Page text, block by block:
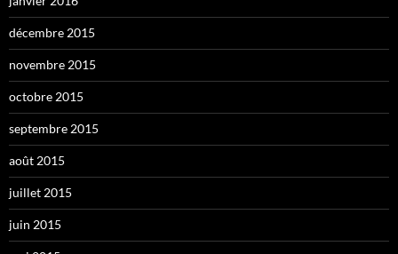
décembre 2015
novembre 2015
octobre 2015
septembre 2015
août 2015
juillet 2015
juin 2015